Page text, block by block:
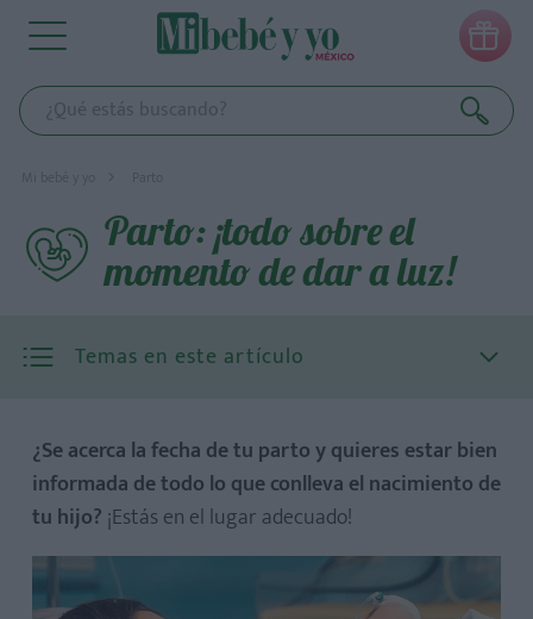

Mi bebé y yo Parto
Parto: ¡todo sobre el
momento de dar a luz!
Temas en este artículo
¿Se acerca la fecha de tu parto y quieres estar bien
informada de todo lo que conlleva el nacimiento de
tu hijo? ¡Estás en el lugar adecuado!